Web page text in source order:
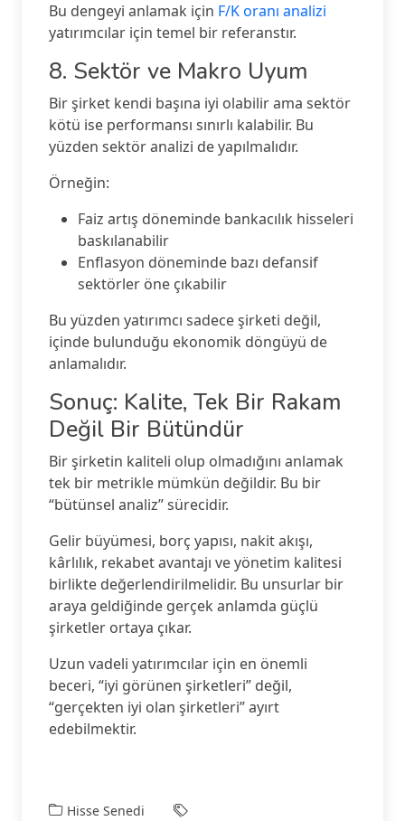
Bu dengeyi anlamak için F/K oranı analizi
yatırımcılar için temel bir referanstır.
8. Sektör ve Makro Uyum
Bir şirket kendi başına iyi olabilir ama sektör
kötü ise performansı sınırlı kalabilir. Bu
yüzden sektör analizi de yapılmalıdır.
Örneğin:
Faiz artış döneminde bankacılık hisseleri
baskılanabilir
Enflasyon döneminde bazı defansif
sektörler öne çıkabilir
Bu yüzden yatırımcı sadece şirketi değil,
içinde bulunduğu ekonomik döngüyü de
anlamalıdır.
Sonuç: Kalite, Tek Bir Rakam
Değil Bir Bütündür
Bir şirketin kaliteli olup olmadığını anlamak
tek bir metrikle mümkün değildir. Bu bir
“bütünsel analiz” sürecidir.
Gelir büyümesi, borç yapısı, nakit akışı,
kârlılık, rekabet avantajı ve yönetim kalitesi
birlikte değerlendirilmelidir. Bu unsurlar bir
araya geldiğinde gerçek anlamda güçlü
şirketler ortaya çıkar.
Uzun vadeli yatırımcılar için en önemli
beceri, “iyi görünen şirketleri” değil,
“gerçekten iyi olan şirketleri” ayırt
edebilmektir.
Hisse Senedi